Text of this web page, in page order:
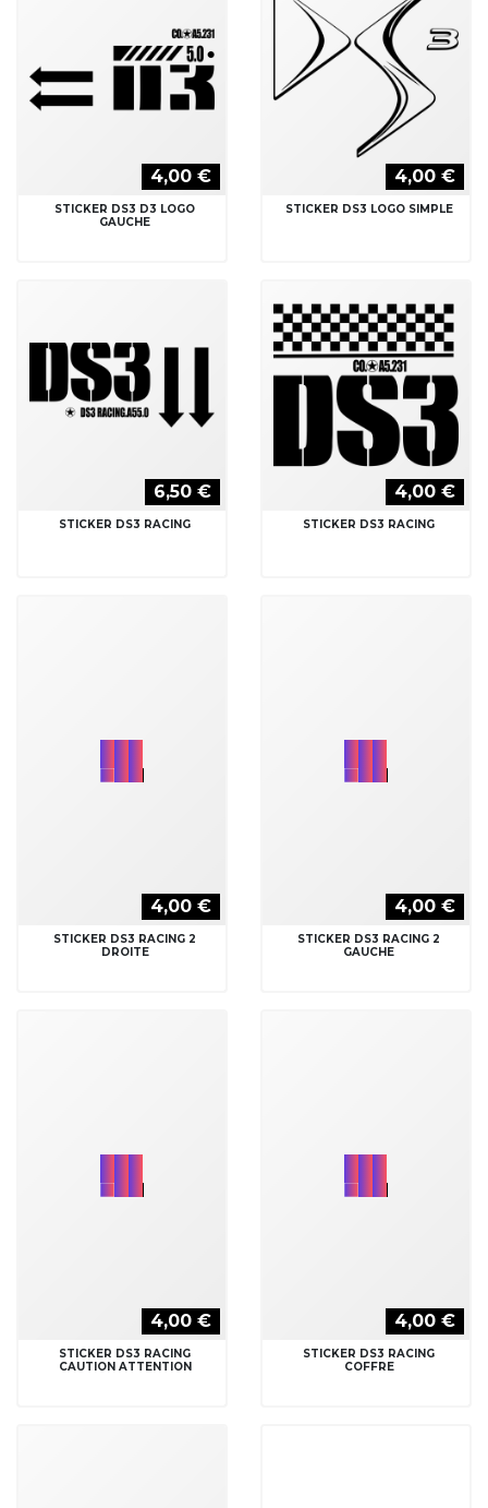
4,00 €
STICKER DS3 D3 LOGO
GAUCHE
4,00 €
STICKER DS3 LOGO SIMPLE
6,50 €
STICKER DS3 RACING
4,00 €
STICKER DS3 RACING
4,00 €
STICKER DS3 RACING 2
DROITE
4,00 €
STICKER DS3 RACING 2
GAUCHE
4,00 €
STICKER DS3 RACING
CAUTION ATTENTION
4,00 €
STICKER DS3 RACING
COFFRE